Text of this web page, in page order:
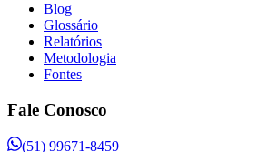
Blog
Glossário
Relatórios
Metodologia
Fontes
Fale Conosco
(51) 99671-8459